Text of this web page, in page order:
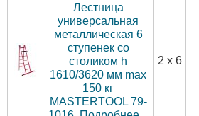
Лестница
универсальная
металлическая 6
ступенек со
столиком h
1610/3620 мм max
150 кг
MASTERTOOL 79-
2 х 6